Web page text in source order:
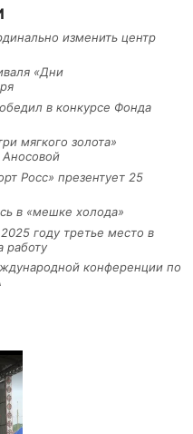
изменить центр
«Дни
в конкурсе Фонда
мягкого золота»
Аносовой
Росс» презентует 25
в «мешке холода»
году третье место в
работу
конференции по